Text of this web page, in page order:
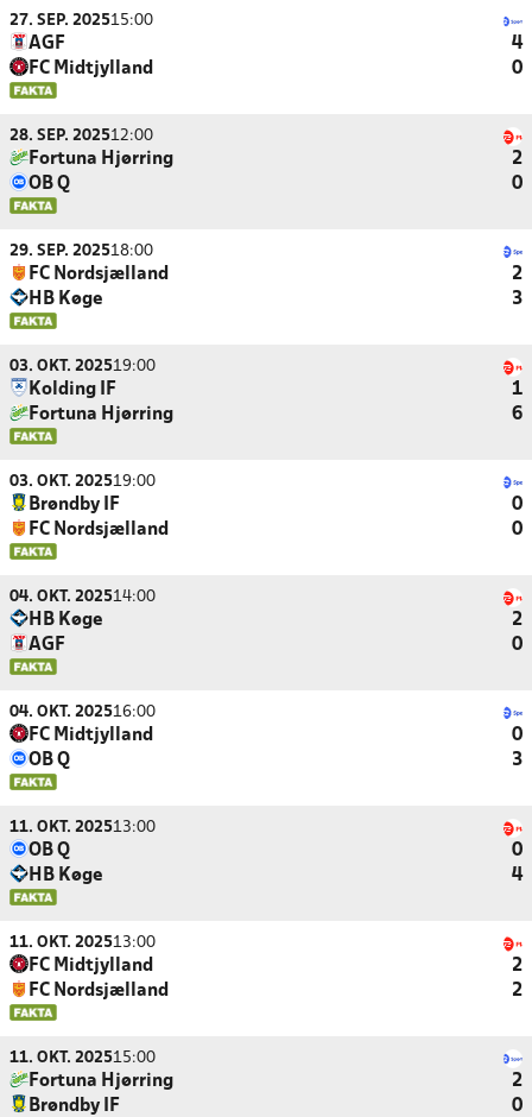
27. SEP. 202515:00
AGF
4
FC Midtjylland
0
28. SEP. 202512:00
Fortuna Hjørring
2
OB Q
0
29. SEP. 202518:00
FC Nordsjælland
2
HB Køge
3
03. OKT. 202519:00
Kolding IF
1
Fortuna Hjørring
6
03. OKT. 202519:00
Brøndby IF
0
FC Nordsjælland
0
04. OKT. 202514:00
HB Køge
2
AGF
0
04. OKT. 202516:00
FC Midtjylland
0
OB Q
3
11. OKT. 202513:00
OB Q
0
HB Køge
4
11. OKT. 202513:00
FC Midtjylland
2
FC Nordsjælland
2
11. OKT. 202515:00
Fortuna Hjørring
2
Brøndby IF
0